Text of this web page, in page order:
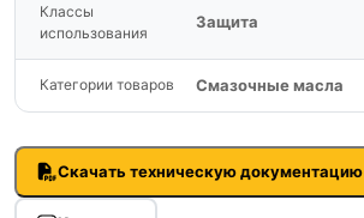
Классы
использования
Защита
Категории товаров Смазочные масла
Скачать техническую документацию